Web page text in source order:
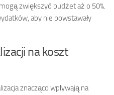
zwiększyć budżet aż o 50%.
aby nie powstawały
na koszt
znacząco wpływają na